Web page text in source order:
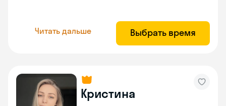
Читать дальше Выбрать время
Кристина